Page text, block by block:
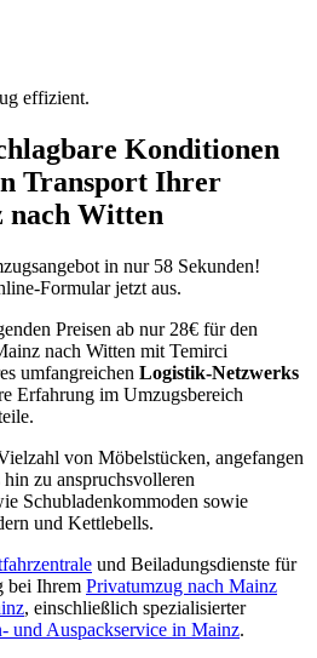
effizient.
Konditionen
Transport Ihrer
nach Witten
in nur 58 Sekunden!
Formular jetzt aus.
Preisen ab nur 28€ für den
nach Witten mit Temirci
umfangreichen Logistik-Netzwerks
Erfahrung im Umzugsbereich
von Möbelstücken, angefangen
zu anspruchsvolleren
Schubladenkommoden sowie
und Kettlebells.
und Beiladungsdienste für
bei Ihrem Privatumzug nach Mainz
, einschließlich spezialisierter
und Auspackservice in Mainz.